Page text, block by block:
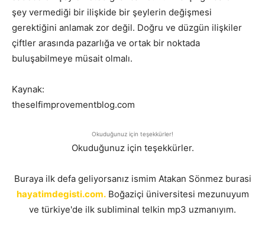
şey vermediği bir ilişkide bir şeylerin değişmesi
gerektiğini anlamak zor değil. Doğru ve düzgün ilişkiler
çiftler arasında pazarlığa ve ortak bir noktada
buluşabilmeye müsait olmalı.
Kaynak:
theselfimprovementblog.com
Okuduğunuz için teşekkürler!
Okuduğunuz için teşekkürler.
Buraya ilk defa geliyorsanız ismim Atakan Sönmez burasi
hayatimdegisti.com.Boğaziçi üniversitesi mezunuyum
ve türkiye'de ilk subliminal telkin mp3 uzmanıyım.